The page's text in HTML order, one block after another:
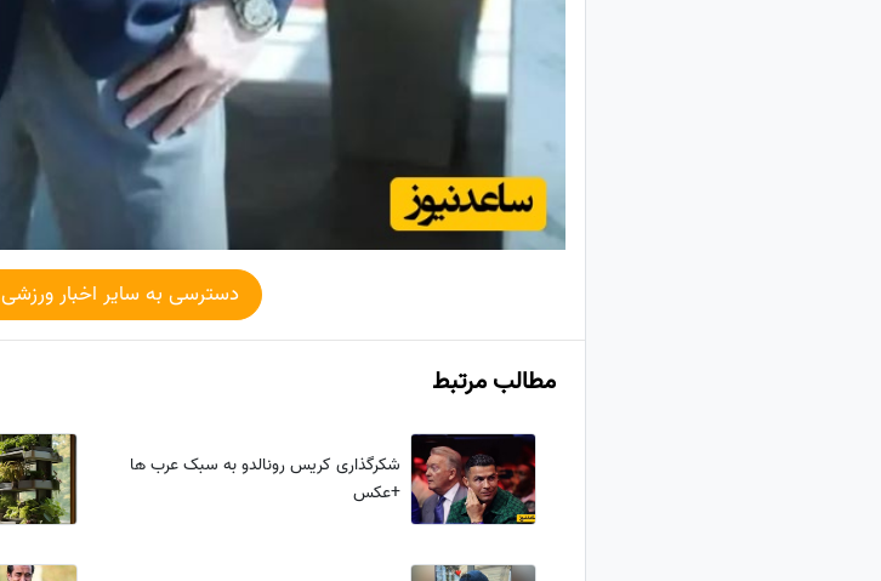
دسترسی به سایر اخبار ورزشی
مطالب مرتبط
شکرگذاری کریس رونالدو به سبک عرب ها
+عکس